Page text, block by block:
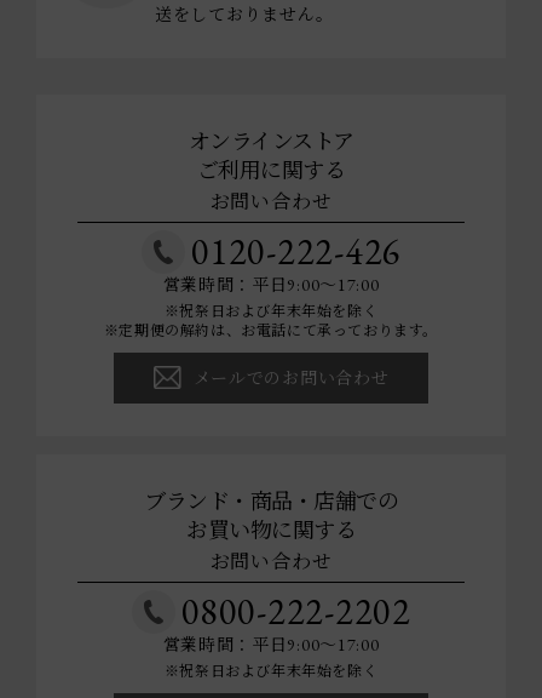
送をしておりません。
オンラインストア
ご利用に関する
お問い合わせ
0120-222-426
営業時間：平日9:00～17:00
※祝祭日および年末年始を除く
※定期便の解約は、お電話にて承っております。
メールでのお問い合わせ
ブランド・商品・店舗での
お買い物に関する
お問い合わせ
0800-222-2202
営業時間：平日9:00～17:00
※祝祭日および年末年始を除く